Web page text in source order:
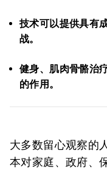
技术可以提供具有
战。
健身、肌肉骨骼治
的作用。
大多数留心观察的
本对家庭、政府、